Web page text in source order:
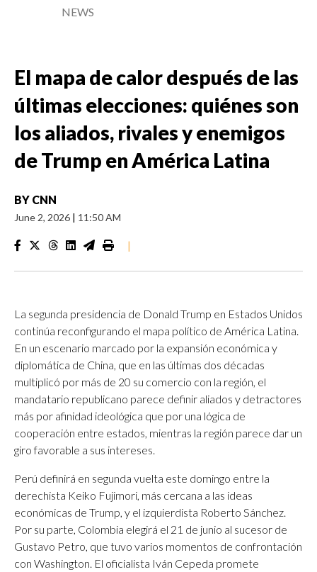
NEWS
El mapa de calor después de las
últimas elecciones: quiénes son
los aliados, rivales y enemigos
de Trump en América Latina
BY CNN
June 2, 2026 | 11:50 AM
|
La segunda presidencia de Donald Trump en Estados Unidos
continúa reconfigurando el mapa político de América Latina.
En un escenario marcado por la expansión económica y
diplomática de China, que en las últimas dos décadas
multiplicó por más de 20 su comercio con la región, el
mandatario republicano parece definir aliados y detractores
más por afinidad ideológica que por una lógica de
cooperación entre estados, mientras la región parece dar un
giro favorable a sus intereses.
Perú definirá en segunda vuelta este domingo entre la
derechista Keiko Fujimori, más cercana a las ideas
económicas de Trump, y el izquierdista Roberto Sánchez.
Por su parte, Colombia elegirá el 21 de junio al sucesor de
Gustavo Petro, que tuvo varios momentos de confrontación
con Washington. El oficialista Iván Cepeda promete